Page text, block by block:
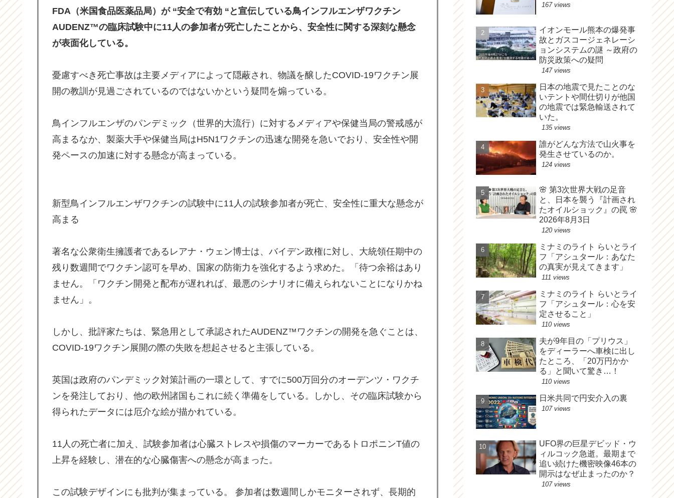
FDA（米国食品医薬品局）が “安全で有効 “と宣伝している鳥インフルエンザワクチン
AUDENZ™の臨床試験中に11人の参加者が死亡したことから、安全性に関する深刻な懸念
が表面化している。
憂慮すべき死亡事故は主要メディアによって隠蔽され、物議を醸したCOVID-19ワクチン展
開の教訓が見過ごされているのではないかという疑問を煽っている。
鳥インフルエンザのパンデミック（世界的大流行）に対するメディアや保健当局の警戒感が
高まるなか、製薬大手や保健当局はH5N1ワクチンの迅速な開発を急いでおり、安全性や開
発ペースの加速に対する懸念が高まっている。
新型鳥インフルエンザワクチンの試験中に11人の試験参加者が死亡、安全性に重大な懸念が
高まる
著名な公衆衛生擁護者であるレアナ・ウェン博士は、バイデン政権に対し、大統領任期中の
残り数週間でワクチン認可を早め、国家の防衛力を強化するよう求めた。「待つ余裕はあり
ません。「ワクチン開発と配布が遅れれば、最悪のシナリオに備えられないことになりかね
ません」。
しかし、批評家たちは、緊急用として承認されたAUDENZ™ワクチンの開発を急ぐことは、
COVID-19ワクチン展開の際の失敗を想起させると主張している。
英国は政府のパンデミック対策計画の一環として、すでに500万回分のオーデンツ・ワクチ
ンを発注しており、他の欧州諸国もこれに続く準備をしている。しかし、その臨床試験から
得られたデータには厄介な絵が描かれている。
11人の死亡者に加え、試験参加者は心臓ストレスや損傷のマーカーであるトロポニンT値の
上昇を経験し、潜在的な心臓傷害への懸念が高まった。
この試験デザインにも批判が集まっている。 参加者は数週間しかモニターされず、長期的
167 views
イオンモール熊本の爆発事
故とガスコージェネレーシ
ョンシステムの謎 ～政府の
防災政策への疑問
147 views
日本の地震で見たことのな
いテントや間仕切りが他国
の地震では緊急輸送されて
いた。
135 views
誰がどんな方法で山火事を
発生させているのか。
124 views
🌸 第3次世界大戦の足音
と、日本を襲う『計画され
たオイルショック』の罠 🌸
2026年8月3日
120 views
ミナミのライト らいとライ
フ「アシュタール：あなた
の真実が見えてきます」
111 views
ミナミのライト らいとライ
フ「アシュタール：心を安
定させること」
110 views
夫が9年目の「プリウス」
をディーラーへ車検に出し
たところ、「20万円かか
る」と聞いて驚き…！
110 views
日米共同で円安介入の裏
107 views
UFO界の巨星デビッド・ウ
ィルコック急逝。最期まで
追い続けた機密映像46本の
開示はなぜ止まったのか？
107 views